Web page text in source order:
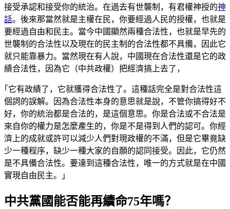
接受承認和接受你的統治。在過去有世襲制，有君權神授的神
話。後來那當然就是主權在民，你要經過人民的授權，也就是
要經過自由和民主。當今中國顯然兩種合法性，也就是早先的
世襲制的合法性以及現在的民主制的合法性都不具備，因此它
就只能靠暴力。當然現在有人說，中國現在合法性還是它的政
績合法性，因為它（中共政權）把經濟搞上去了，
｢它有政績了，它就獲得合法性了。這種話完全是對合法性這
個詞的誤解。因為合法性本身的意思就是說，不管你搞得好不
好，你的統治都是合法的，是這個意思。你是合法或不合法是
來自你的權力是怎麼產生的，你是不是得到人們的認可。你經
濟上的成就或許可以減少人們對現政權的不滿，但是它畢竟缺
少一種程序，缺少一種大家的自願的認同接受。因此，它仍然
是不具備合法性。要達到這種合法性，唯一的方式就是在中國
實現自由民主。｣
中共黨國能否能再續命75年嗎？